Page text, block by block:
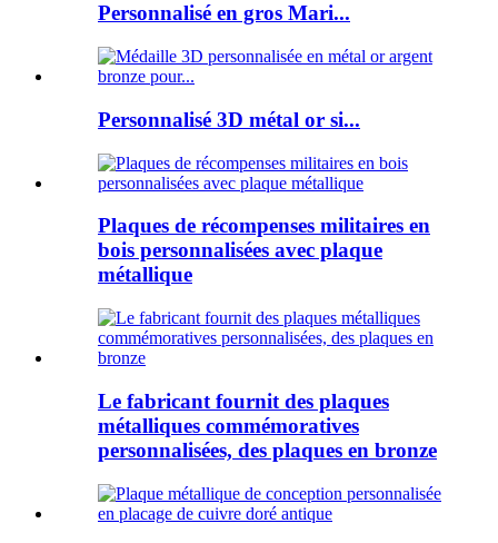
Personnalisé en gros Mari...
Personnalisé 3D métal or si...
Plaques de récompenses militaires en
bois personnalisées avec plaque
métallique
Le fabricant fournit des plaques
métalliques commémoratives
personnalisées, des plaques en bronze